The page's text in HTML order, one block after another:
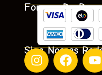
Formas De
Siga Nossas